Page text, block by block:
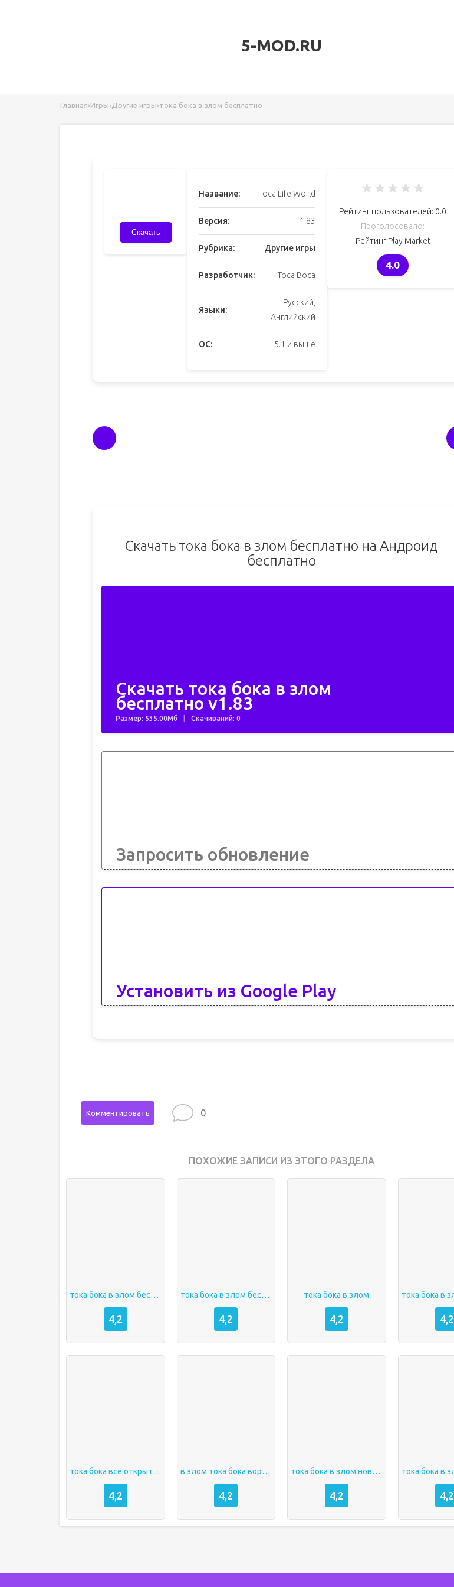
5-MOD.RU
Главная›Игры› Другие игры›тока бока в злом бесплатно
Скачать
Название: Toca Life World
Версия: 1.83
Рубрика: Другие игры
Разработчик: Toca Boca
Языки:
Русский,
Английский
ОС: 5.1 и выше
★★★★★
Рейтинг пользователей: 0.0
Проголосовало:
Рейтинг Play Market
4.0
Скачать тока бока в злом бесплатно на Андроид
бесплатно
Скачать тока бока в злом
бесплатно v1.83
Размер: 535.00Мб Скачиваний: 0
Запросить обновление
Установить из Google Play
Комментировать 0
ПОХОЖИЕ ЗАПИСИ ИЗ ЭТОГО РАЗДЕЛА
тока бока в злом бесплатно
4,2
тока бока в злом бесплатно
4,2
тока бока в злом
4,2 4,2
тока бока всё открыто в злом
4,2
в злом тока бока ворлд
4,2
тока бока в злом новая версия
4,2 4,2